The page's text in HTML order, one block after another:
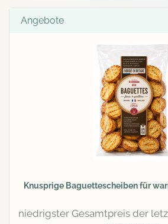
Angebote
Knusprige Baguettescheiben für
niedrigster Gesamtpreis der